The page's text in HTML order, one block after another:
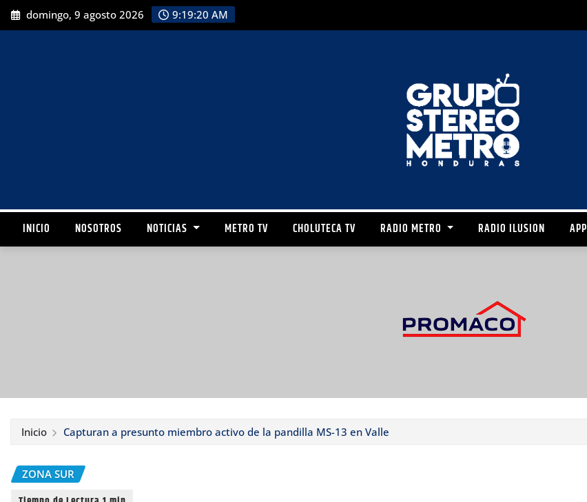
domingo, 9 agosto 2026 9:19:22 AM
INICIO NOSOTROS NOTICIAS METRO TV CHOLUTECA TV RADIO METRO RADIO ILUSION APP
Inicio Capturan a presunto miembro activo de la pandilla MS-13 en Valle
ZONA SUR